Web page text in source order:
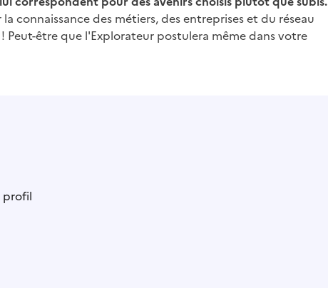
la connaissance des métiers, des entreprises et du réseau
Peut-être que l'Explorateur postulera même dans votre
profil